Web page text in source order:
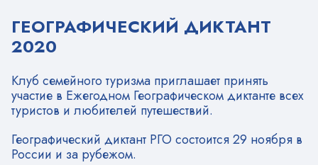
ГЕОГРАФИЧЕСКИЙ ДИКТАНТ
2020
Клуб семейного туризма приглашает принять
участие в Ежегодном Географическом диктанте всех
туристов и любителей путешествий.
Географический диктант РГО состоится 29 ноября в
России и за рубежом.